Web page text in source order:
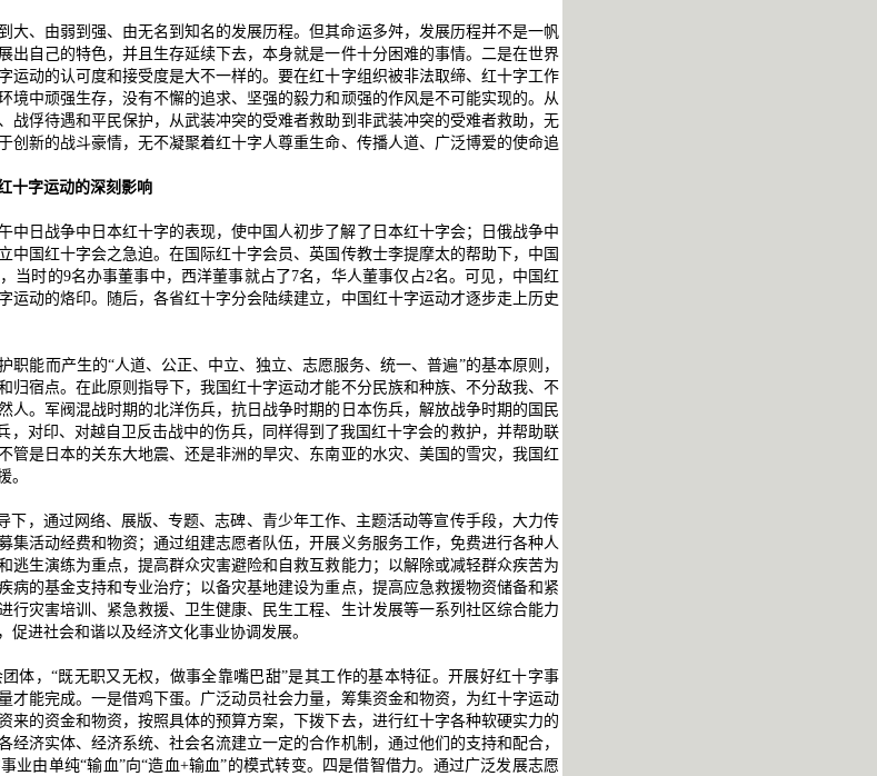
大、由弱到强、由无名到知名的发展历程。但其命运多舛，发展历程并不是一帆
出自己的特色，并且生存延续下去，本身就是一件十分困难的事情。二是在世界
运动的认可度和接受度是大不一样的。要在红十字组织被非法取缔、红十字工作
境中顽强生存，没有不懈的追求、坚强的毅力和顽强的作风是不可能实现的。从
战俘待遇和平民保护，从武装冲突的受难者救助到非武装冲突的受难者救助，无
创新的战斗豪情，无不凝聚着红十字人尊重生命、传播人道、广泛博爱的使命追
十字运动的深刻影响
中日战争中日本红十字的表现，使中国人初步了解了日本红十字会；日俄战争中
中国红十字会之急迫。在国际红十字会员、英国传教士李提摩太的帮助下，中国
时的9名办事董事中，西洋董事就占了7名，华人董事仅占2名。可见，中国红
运动的烙印。随后，各省红十字分会陆续建立，中国红十字运动才逐步走上历史
职能而产生的“人道、公正、中立、独立、志愿服务、统一、普遍”的基本原则，
归宿点。在此原则指导下，我国红十字运动才能不分民族和种族、不分敌我、不
人。军阀混战时期的北洋伤兵，抗日战争时期的日本伤兵，解放战争时期的国民
，对印、对越自卫反击战中的伤兵，同样得到了我国红十字会的救护，并帮助联
管是日本的关东大地震、还是非洲的旱灾、东南亚的水灾、美国的雪灾，我国红
。
下，通过网络、展版、专题、志碑、青少年工作、主题活动等宣传手段，大力传
集活动经费和物资；通过组建志愿者队伍，开展义务服务工作，免费进行各种人
逃生演练为重点，提高群众灾害避险和自救互救能力；以解除或减轻群众疾苦为
病的基金支持和专业治疗；以备灾基地建设为重点，提高应急救援物资储备和紧
行灾害培训、紧急救援、卫生健康、民生工程、生计发展等一系列社区综合能力
进社会和谐以及经济文化事业协调发展。
体，“既无职又无权，做事全靠嘴巴甜”是其工作的基本特征。开展好红十字事
才能完成。一是借鸡下蛋。广泛动员社会力量，筹集资金和物资，为红十字运动
来的资金和物资，按照具体的预算方案，下拨下去，进行红十字各种软硬实力的
经济实体、经济系统、社会名流建立一定的合作机制，通过他们的支持和配合，
业由单纯“输血”向“造血+输血”的模式转变。四是借智借力。通过广泛发展志愿